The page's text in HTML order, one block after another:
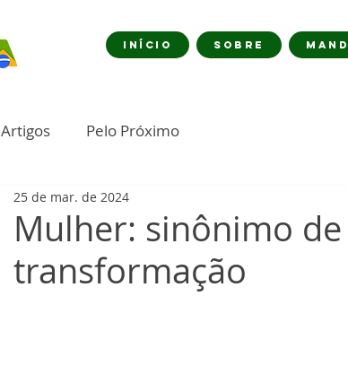
INÍCIO SOBRE
Artigos Pelo Próximo
Mulher: sinônimo
transformação
25 de mar. de 2024